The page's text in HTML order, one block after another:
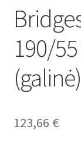
190/
(galinė)
123,66 €